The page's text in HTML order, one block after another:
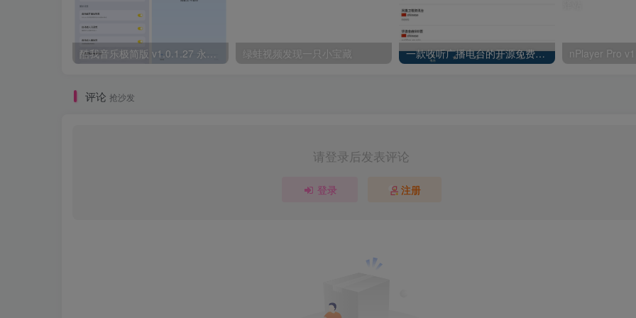
绿蛙视频发现一只小宝藏 一款收听广播电台的开源免费收音机RadioDroid
评论 抢沙发
请登录后发表评论
登录 注册